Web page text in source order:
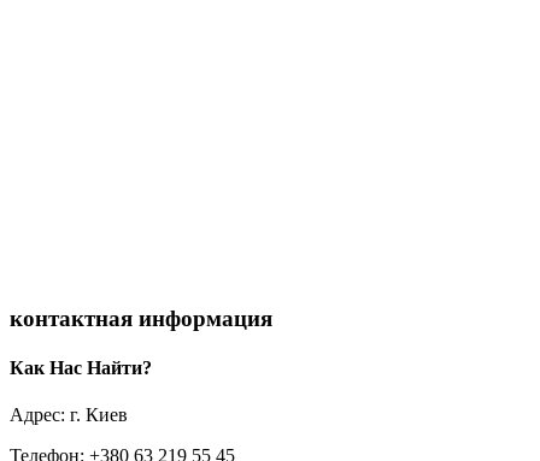
контактная информация
Как Нас Найти?
Адрес: г. Киев
Телефон: +380 63 219 55 45